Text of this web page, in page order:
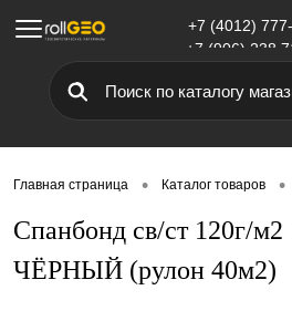
Меню
+7 (4012)
+7 (906) 238
Главная страница • Каталог товаров •
Спанбонд св/ст 120г/м2
ЧЁРНЫЙ (рулон 40м2)